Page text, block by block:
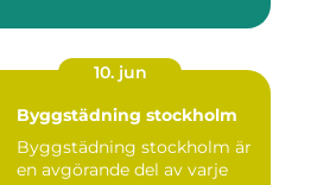
10. jun
Byggstädning stockholm
Byggstädning stockholm är
en avgörande del av varje